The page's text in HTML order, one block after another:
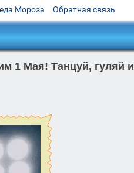
Мороза Обратная связь
1 Мая! Танцуй, гуляй и